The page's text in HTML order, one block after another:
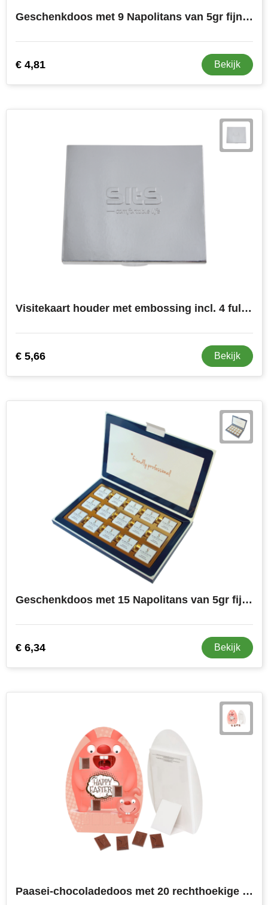
Geschenkdoos met 9 Napolitans van 5gr fijnste Belgische Barry Callebaut melkchocolade
€ 4,81 Bekijk
Visitekaart houder met embossing incl. 4 full colour bedrukte napolitains
€ 5,66 Bekijk
Geschenkdoos met 15 Napolitans van 5gr fijnste Belgische Barry Callebaut melkchocolade
€ 6,34 Bekijk
Paasei-chocoladedoos met 20 rechthoekige chocolaatjes